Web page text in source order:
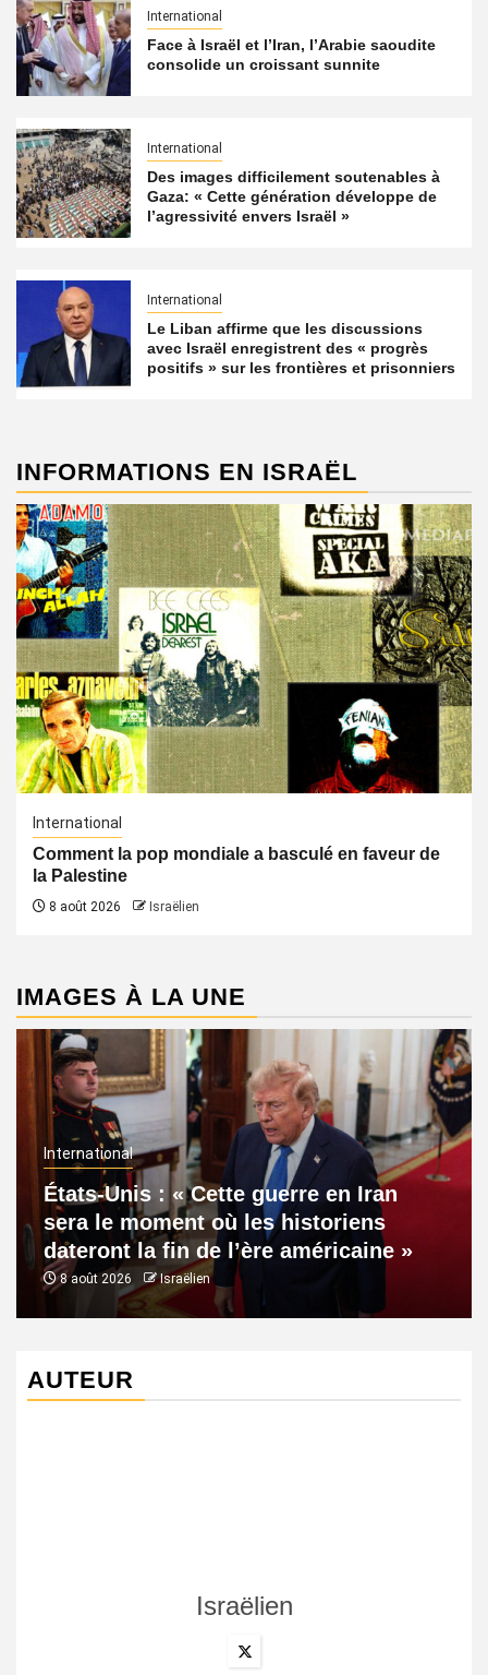
International
Face à Israël et l’Iran, l’Arabie saoudite
consolide un croissant sunnite
International
Des images difficilement soutenables à
Gaza: « Cette génération développe de
l’agressivité envers Israël »
International
Le Liban affirme que les discussions
avec Israël enregistrent des « progrès
positifs » sur les frontières et prisonniers
INFORMATIONS EN ISRAËL
International
Comment la pop mondiale a basculé en faveur de
la Palestine
8 août 2026 Israëlien
IMAGES À LA UNE
International
États-Unis : « Cette guerre en Iran
sera le moment où les historiens
dateront la fin de l’ère américaine »
8 août 2026 Israëlien
AUTEUR
Israëlien